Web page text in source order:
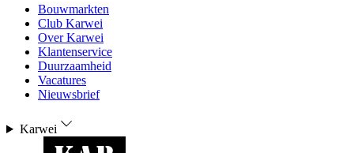
Bouwmarkten
Club Karwei
Over Karwei
Klantenservice
Duurzaamheid
Vacatures
Nieuwsbrief
Karwei